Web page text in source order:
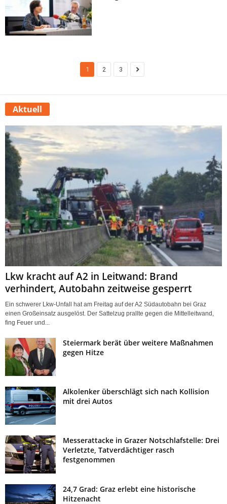
1 2 3
Aktuell
Lkw kracht auf A2 in Leitwand: Brand
verhindert, Autobahn zeitweise gesperrt
Ein schwerer Lkw-Unfall hat am Freitag auf der A2 Südautobahn bei Graz
einen Großeinsatz ausgelöst. Der Sattelzug prallte gegen die Mittelleitwand,
fing Feuer und...
Steiermark berät über weitere Maßnahmen
gegen Hitze
Alkolenker überschlägt sich nach Kollision
mit drei Autos
Messerattacke in Grazer Notschlafstelle: Drei
Verletzte, Tatverdächtiger rasch
festgenommen
24,7 Grad: Graz erlebt eine historische
Hitzenacht